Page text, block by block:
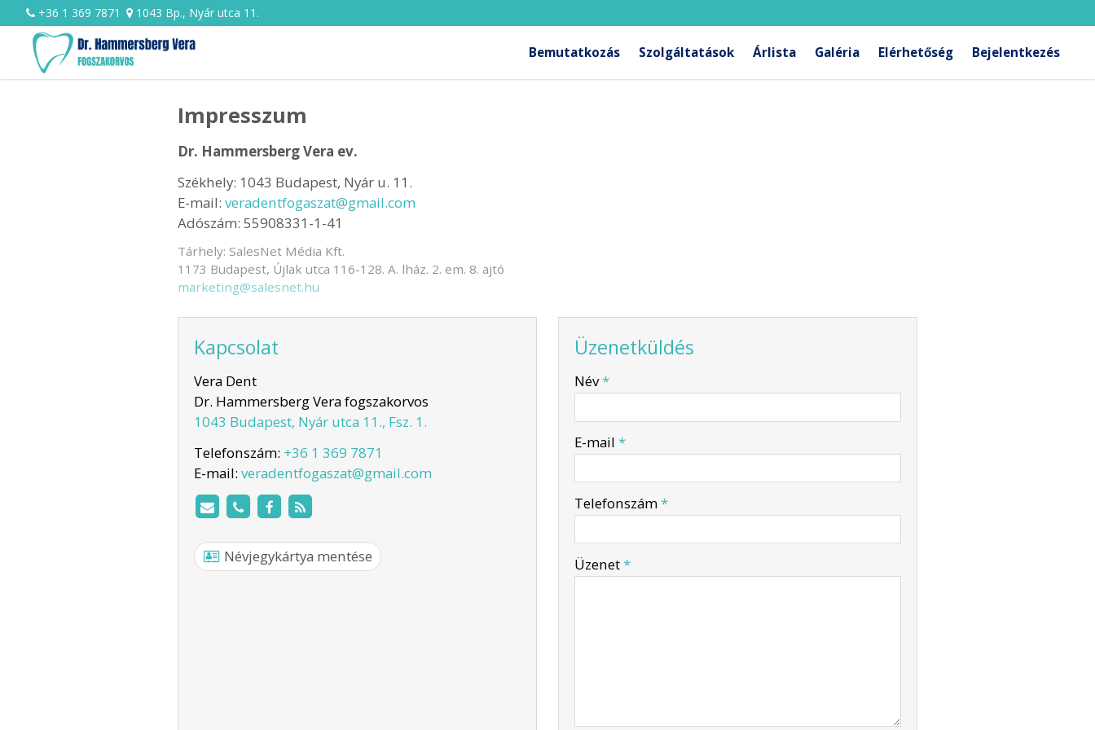
+36 1 369 7871 1043 Bp., Nyár utca 11.
Bemutatkozás Szolgáltatások Árlista Galéria Elérhetőség Bejelentkezés
Impresszum
Dr. Hammersberg Vera ev.
Székhely: 1043 Budapest, Nyár u. 11.
E-mail: veradentfogaszat@gmail.com
Adószám: 55908331-1-41
Tárhely: SalesNet Média Kft.
1173 Budapest, Újlak utca 116-128. A. lház. 2. em. 8. ajtó
marketing@salesnet.hu
Kapcsolat
Vera Dent
Dr. Hammersberg Vera fogszakorvos
1043 Budapest, Nyár utca 11., Fsz. 1.
Telefonszám: +36 1 369 7871
E-mail: veradentfogaszat@gmail.com
Névjegykártya mentése
Üzenetküldés
-
Név*
E-mail *
Telefonszám*
Üzenet*